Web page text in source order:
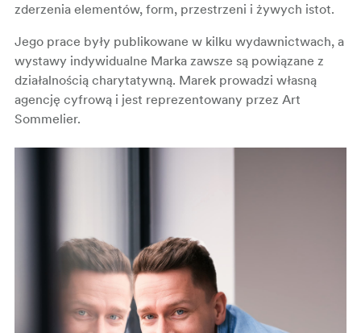
zderzenia elementów, form, przestrzeni i żywych istot.
Jego prace były publikowane w kilku wydawnictwach, a
wystawy indywidualne Marka zawsze są powiązane z
działalnością charytatywną. Marek prowadzi własną
agencję cyfrową i jest reprezentowany przez Art
Sommelier.